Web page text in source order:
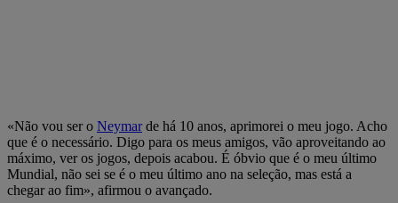
«Não vou ser o Neymarde há 10 anos, aprimorei o meu jogo. Acho
que é o necessário. Digo para os meus amigos, vão aproveitando ao
máximo, ver os jogos, depois acabou. É óbvio que é o meu último
Mundial, não sei se é o meu último ano na seleção, mas está a
chegar ao fim», afirmou o avançado.